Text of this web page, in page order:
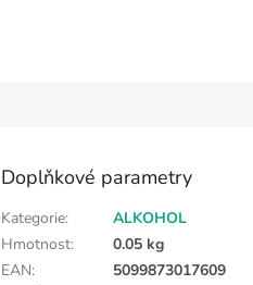
Doplňkové parametry
Kategorie:
ALKOHOL
Hmotnost:
0.05 kg
EAN:
5099873017609